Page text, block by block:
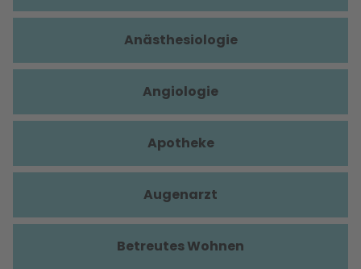
Anästhesiologie
Angiologie
Apotheke
Augenarzt
Betreutes Wohnen